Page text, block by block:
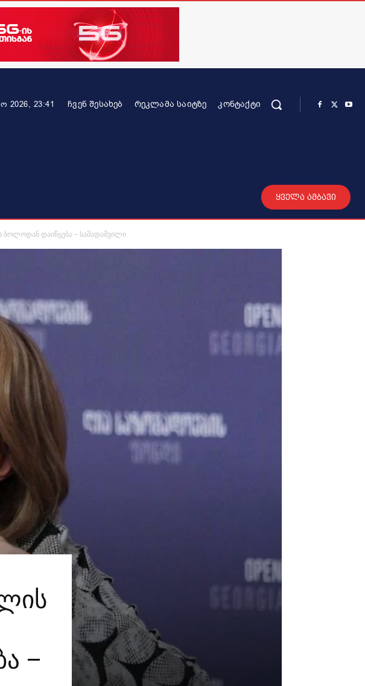
2026, 23:41 ᲩᲕᲔᲜ ᲨᲔᲡᲐᲮᲔᲑ ᲠᲔᲙᲚᲐᲛᲐ ᲡᲐᲘᲢᲖᲔ ᲙᲝᲜᲢᲐᲥᲢᲘ
ყველა ამბავი
ბოლოდან დაიწყება – სამადაშვილი
–